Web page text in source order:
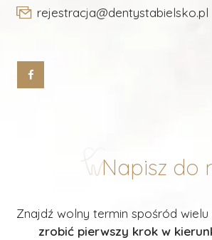
rejestracja@dentystabielsko.pl
Napisz do
Znajdź wolny termin spośród
zrobić pierwszy krok w